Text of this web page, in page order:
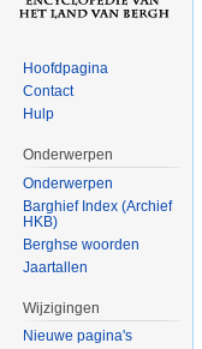
Hoofdpagina
Contact
Hulp
Onderwerpen
Onderwerpen
Barghief Index (Archief
HKB)
Berghse woorden
Jaartallen
Wijzigingen
Nieuwe pagina's